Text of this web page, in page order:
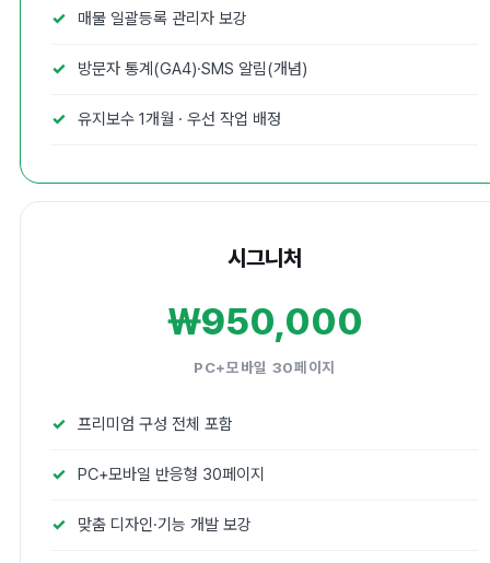
매물 일괄등록 관리자 보강
방문자 통계(GA4)·SMS 알림(개념)
유지보수 1개월 · 우선 작업 배정
시그니처
₩950,000
PC+모바일 30페이지
프리미엄 구성 전체 포함
PC+모바일 반응형 30페이지
맞춤 디자인·기능 개발 보강